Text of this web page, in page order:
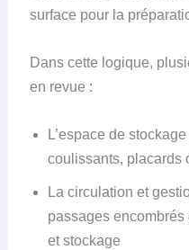
surface pour la
Dans cette logique,
en revue :
L’espace de
coulissants, placards
La circulation et
passages
et stockage